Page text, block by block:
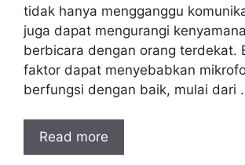
tidak hanya mengganggu
juga dapat mengurangi
berbicara dengan orang terdekat.
faktor dapat menyebabkan
berfungsi dengan baik, mulai dari
Read more